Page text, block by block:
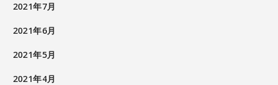
2021年7月
2021年6月
2021年5月
2021年4月